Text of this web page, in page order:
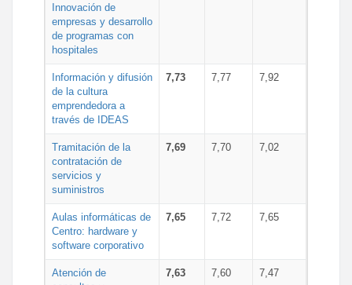
Innovación de
empresas y desarrollo
de programas con
hospitales
Información y difusión
de la cultura
emprendedora a
través de IDEAS
7,73 7,77 7,92
Tramitación de la
contratación de
servicios y
suministros
7,69 7,70 7,02
Aulas informáticas de
Centro: hardware y
software corporativo
7,65 7,72 7,65
Atención de
7,63 7,60 7,47